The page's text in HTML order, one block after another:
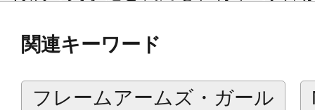
■差し替えにて試製99型電磁投射砲
関連キーワード
フレームアームズ・ガール